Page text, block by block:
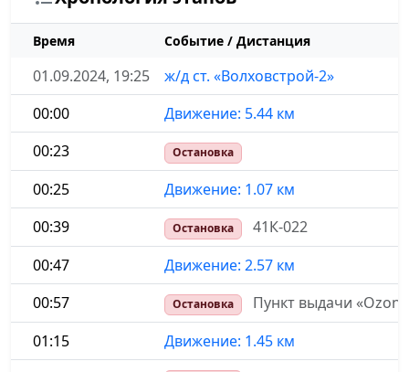
Время Событие / Дистанция
01.09.2024, 19:25
ж/д ст. «Волховстрой-2»
00:00
Движение: 5.44 км
00:23
Остановка
00:25
Движение: 1.07 км
00:39
Остановка
41К-022
00:47
Движение: 2.57 км
00:57
Остановка
Пункт выдачи
01:15
Движение: 1.45 км